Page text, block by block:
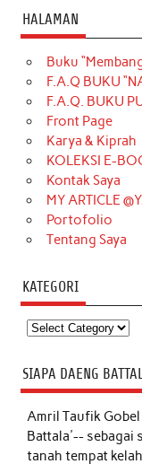
HALAMAN
Buku
F.A.Q BUKU
F.A.Q. BUKU
Front Page
Karya & Kiprah
KOLEKSI E-
Kontak Saya
MY ARTICLE
Portofolio
Tentang Saya
KATEGORI
Kategori
SIAPA DAENG
Amril Taufik
Battala'-- sebagai
tanah tempat